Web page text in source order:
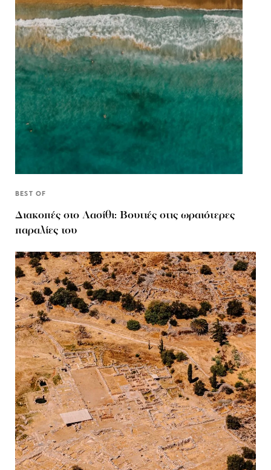
BEST OF
Διακοπές στο Λασίθι: Βουτιές στις ωραιότερες
παραλίες του